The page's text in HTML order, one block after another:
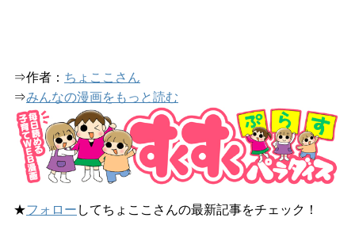
⇒作者： ちょここさん
⇒みんなの漫画をもっと読む
★フォロー してちょここさんの最新記事をチェック！